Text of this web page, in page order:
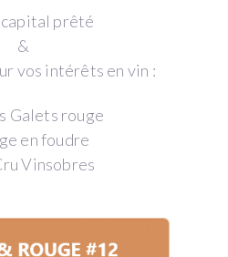
capital prêté
&
vos intérêts en vin :
Galets rouge
en foudre
Vinsobres